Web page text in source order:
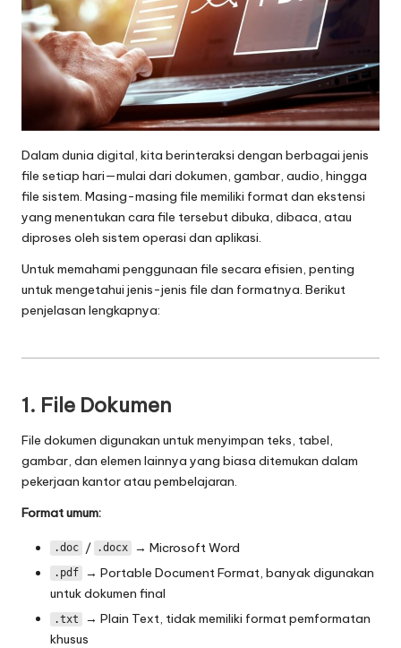
o
g
i
T
e
r
b
a
r
u
0
2
5
-
I
n
o
v
a
Dalam dunia digital, kita berinteraksi dengan berbagai jenis
file setiap hari—mulai dari dokumen, gambar, audio, hingga
file sistem. Masing-masing file memiliki format dan ekstensi
yang menentukan cara file tersebut dibuka, dibaca, atau
diproses oleh sistem operasi dan aplikasi.
Untuk memahami penggunaan file secara efisien, penting
untuk mengetahui jenis-jenis file dan formatnya. Berikut
penjelasan lengkapnya:
1. File Dokumen
File dokumen digunakan untuk menyimpan teks, tabel,
gambar, dan elemen lainnya yang biasa ditemukan dalam
pekerjaan kantor atau pembelajaran.
Format umum:
.doc / .docx → Microsoft Word
.pdf
→ Portable Document Format, banyak digunakan
untuk dokumen final
.txt
→ Plain Text, tidak memiliki format pemformatan
khusus